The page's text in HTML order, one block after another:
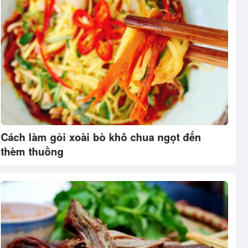
Cách làm gỏi xoài bò khô chua ngọt đến
thèm thuồng